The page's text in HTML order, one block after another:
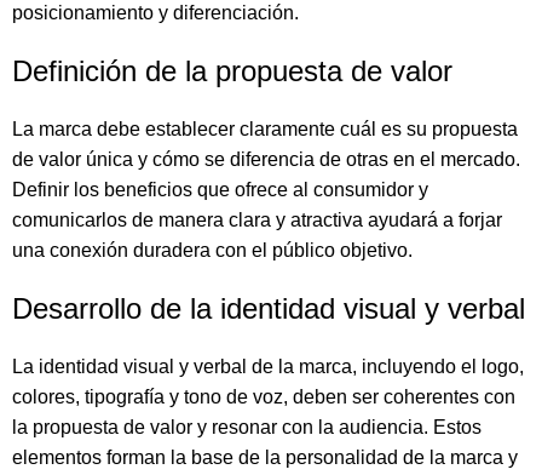
posicionamiento y diferenciación.
Definición de la propuesta de valor
La marca debe establecer claramente cuál es su propuesta
de valor única y cómo se diferencia de otras en el mercado.
Definir los beneficios que ofrece al consumidor y
comunicarlos de manera clara y atractiva ayudará a forjar
una conexión duradera con el público objetivo.
Desarrollo de la identidad visual y verbal
La identidad visual y verbal de la marca, incluyendo el logo,
colores, tipografía y tono de voz, deben ser coherentes con
la propuesta de valor y resonar con la audiencia. Estos
elementos forman la base de la personalidad de la marca y